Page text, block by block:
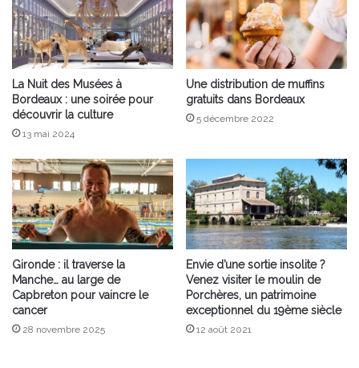
La Nuit des Musées à
Bordeaux : une soirée pour
découvrir la culture
13 mai 2024
Une distribution de muffins
gratuits dans Bordeaux
5 décembre 2022
Gironde : il traverse la
Manche… au large de
Capbreton pour vaincre le
cancer
28 novembre 2025
Envie d’une sortie insolite ?
Venez visiter le moulin de
Porchères, un patrimoine
exceptionnel du 19ème siècle
12 août 2021